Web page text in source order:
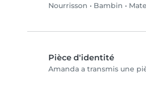
Nourrisson • Bambin •
Pièce d'identité
Amanda a transmis une